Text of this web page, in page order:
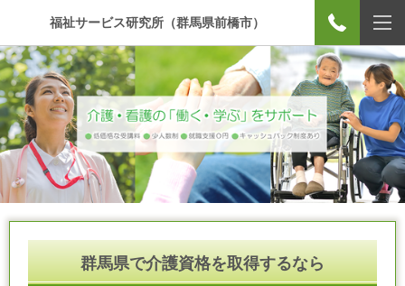
福祉サービス研究所（群馬県前橋市）
群馬県で介護資格を取得するなら